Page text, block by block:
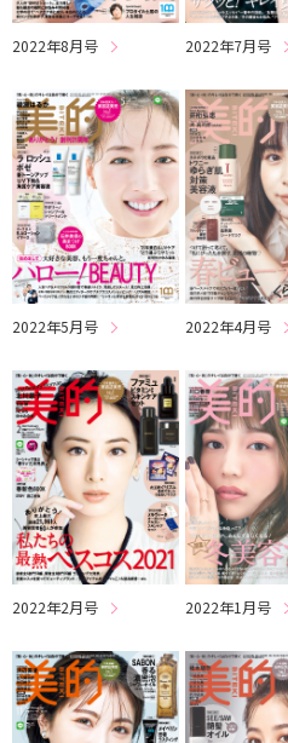
2022年8月号 2022年7月号
2022年5月号 2022年4月号
2022年2月号 2022年1月号